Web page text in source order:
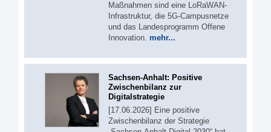
Maßnahmen sind eine LoRaWAN-
Infrastruktur, die 5G-Campusnetze
und das Landesprogramm Offene
Innovation. mehr...
Sachsen-Anhalt: Positive
Zwischenbilanz zur
Digitalstrategie
[17.06.2026] Eine positive
Zwischenbilanz der Strategie